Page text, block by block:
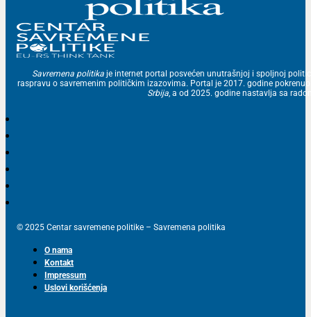
Savremena politika je internet portal posvećen unutrašnjoj i spoljnoj
raspravu o savremenim političkim izazovima. Portal je 2017. godine
Srbija, a od 2025. godine nastavlja sa
© 2025 Centar savremene politike – Savremena politika
O nama
Kontakt
Impressum
Uslovi korišćenja